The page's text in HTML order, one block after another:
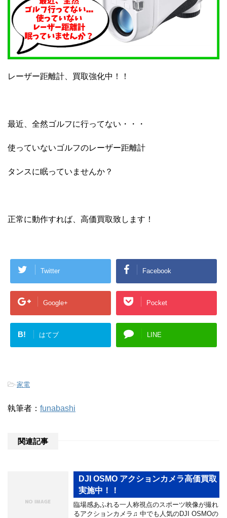
レーザー距離計、買取強化中！！
最近、全然ゴルフに行ってない・・・
使っていないゴルフのレーザー距離計
タンスに眠っていませんか？
正常に動作すれば、高価買取致します！
Twitter Facebook
Google+ Pocket
B! はてブ LINE
-家電
執筆者： funabashi
関連記事
DJI OSMO アクションカメラ高価買取
実施中！！
臨場感あふれる一人称視点のスポーツ映像が撮れ
るアクションカメラ♫ 中でも人気のDJI OSMOの